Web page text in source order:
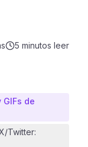
5 minutos leer
de
Twitter: